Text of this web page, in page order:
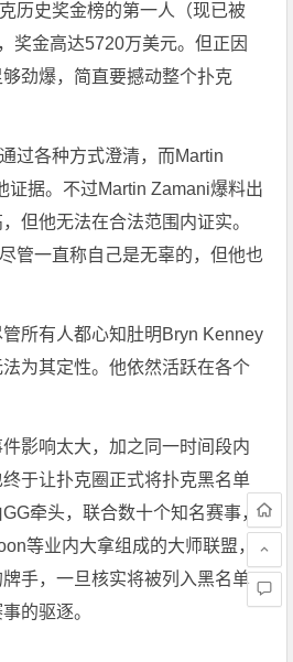
历史奖金榜的第一人（现已被
奖金高达5720万美元。但正因
劲爆，简直要撼动整个扑克
过各种方式澄清，而Martin
证据。不过Martin Zamani爆料出
但他无法在合法范围内证实。
管一直称自己是无辜的，但他也
所有人都心知肚明Bryn Kenney
为其定性。他依然活跃在各个
影响太大，加之同一时间段内
于让扑克圈正式将扑克黑名单
牵头，联合数十个知名赛事，
等业内大拿组成的大师联盟，
手，一旦核实将被列入黑名单
的驱逐。